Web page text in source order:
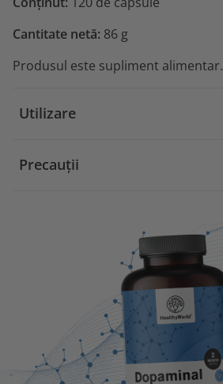
Cantitate netă: 86 g
Produsul este supliment alimentar.
Utilizare
Precauții